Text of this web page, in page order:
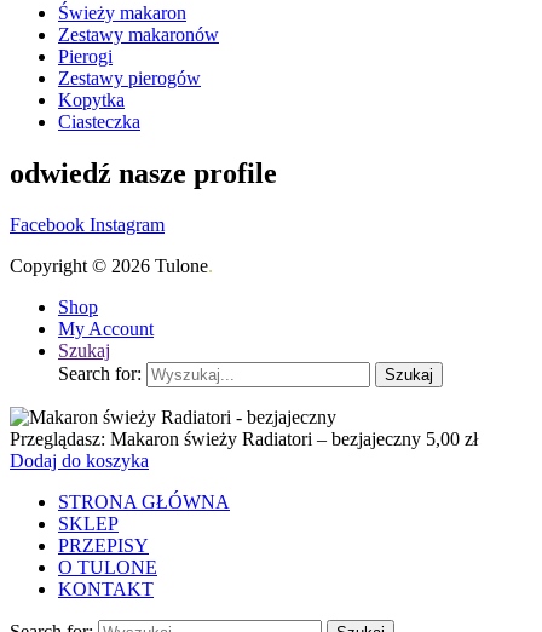
Świeży makaron
Zestawy makaronów
Pierogi
Zestawy pierogów
Kopytka
Ciasteczka
odwiedź nasze profile
Facebook Instagram
Copyright © 2026 Tulone.
Shop
My Account
Szukaj
Search for:
Szukaj
Przeglądasz: Makaron świeży Radiatori – bezjajeczny 5,00 zł
Dodaj do koszyka
STRONA GŁÓWNA
SKLEP
PRZEPISY
O TULONE
KONTAKT